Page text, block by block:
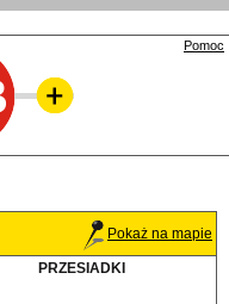
Pomoc
Pokaż na mapie
PRZESIADKI